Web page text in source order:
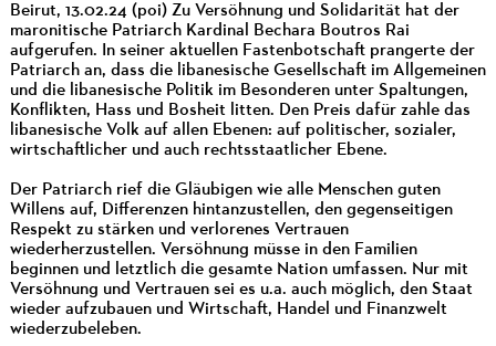
Beirut, 13.02.24 (poi) Zu Versöhnung und Solidarität hat der
maronitische Patriarch Kardinal Bechara Boutros Rai
aufgerufen. In seiner aktuellen Fastenbotschaft prangerte der
Patriarch an, dass die libanesische Gesellschaft im Allgemeinen
und die libanesische Politik im Besonderen unter Spaltungen,
Konflikten, Hass und Bosheit litten. Den Preis dafür zahle das
libanesische Volk auf allen Ebenen: auf politischer, sozialer,
wirtschaftlicher und auch rechtsstaatlicher Ebene.
Der Patriarch rief die Gläubigen wie alle Menschen guten
Willens auf, Differenzen hintanzustellen, den gegenseitigen
Respekt zu stärken und verlorenes Vertrauen
wiederherzustellen. Versöhnung müsse in den Familien
beginnen und letztlich die gesamte Nation umfassen. Nur mit
Versöhnung und Vertrauen sei es u.a. auch möglich, den Staat
wieder aufzubauen und Wirtschaft, Handel und Finanzwelt
wiederzubeleben.